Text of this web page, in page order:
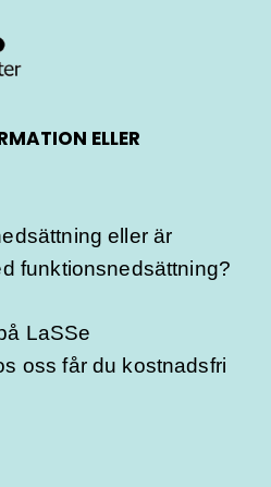
ELLER
eller är
funktionsnedsättning?
LaSSe
oss får du kostnadsfri